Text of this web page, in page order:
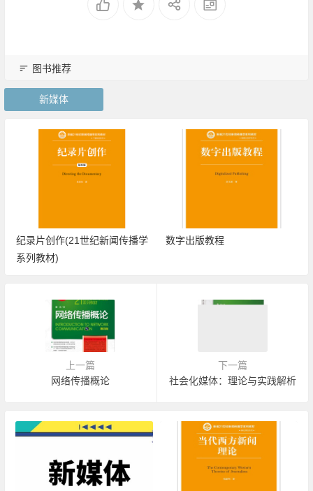
图书推荐
新媒体
纪录片创作(21世纪新闻传播学
系列教材)
数字出版教程
上一篇
网络传播概论
下一篇
社会化媒体：理论与实践解析